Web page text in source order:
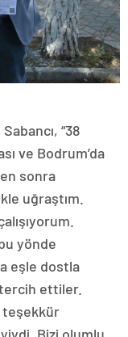
“38
ve Bodrum’da
sonra
uğraştım.
yönde
eşle dostla
ettiler.
teşekkür